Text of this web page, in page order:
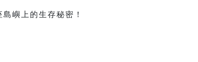
嶼上的生存秘密！